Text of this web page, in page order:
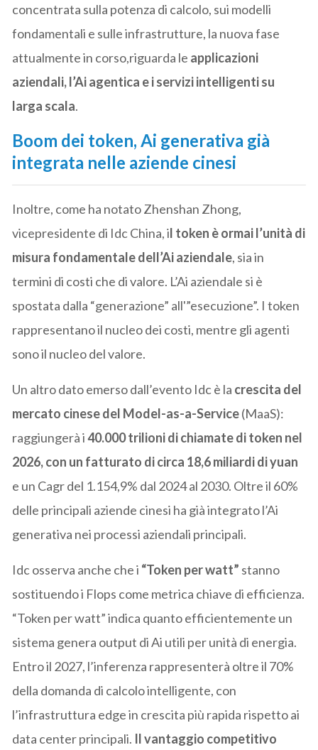
concentrata sulla potenza di calcolo, sui modelli
fondamentali e sulle infrastrutture, la nuova fase
attualmente in corso,riguarda le applicazioni
aziendali, l’Ai agentica e i servizi intelligenti su
larga scala.
Boom dei token, Ai generativa già
integrata nelle aziende cinesi
Inoltre, come ha notato Zhenshan Zhong,
vicepresidente di Idc China, il token è ormai l’unità di
misura fondamentale dell’Ai aziendale, sia in
termini di costi che di valore. L’Ai aziendale si è
spostata dalla “generazione” all'”esecuzione”. I token
rappresentano il nucleo dei costi, mentre gli agenti
sono il nucleo del valore.
Un altro dato emerso dall’evento Idc è la crescita del
mercato cinese del Model-as-a-Service(MaaS):
raggiungerà i40.000 trilioni di chiamate di token nel
2026, con un fatturato di circa 18,6 miliardi di yuan
e un Cagr del 1.154,9% dal 2024 al 2030. Oltre il 60%
delle principali aziende cinesi ha già integrato l’Ai
generativa nei processi aziendali principali.
Idc osserva anche che i “Token per watt” stanno
sostituendo i Flops come metrica chiave di efficienza.
“Token per watt” indica quanto efficientemente un
sistema genera output di Ai utili per unità di energia.
Entro il 2027, l’inferenza rappresenterà oltre il 70%
della domanda di calcolo intelligente, con
l’infrastruttura edge in crescita più rapida rispetto ai
data center principali. Il vantaggio competitivo